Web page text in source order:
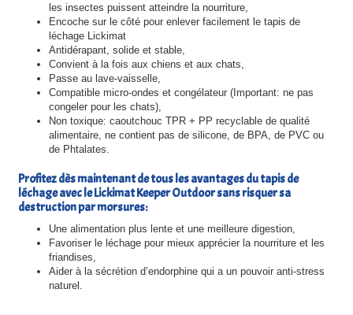
les insectes puissent atteindre la nourriture,
Encoche sur le côté pour enlever facilement le tapis de
léchage Lickimat
Antidérapant, solide et stable,
Convient à la fois aux chiens et aux chats,
Passe au lave-vaisselle,
Compatible micro-ondes et congélateur (Important: ne pas
congeler pour les chats),
Non toxique: caoutchouc TPR + PP recyclable de qualité
alimentaire, ne contient pas de silicone, de BPA, de PVC ou
de Phtalates.
Profitez dès maintenant de tous les avantages du tapis de
léchage avec le Lickimat Keeper Outdoor sans risquer sa
destruction par morsures:
Une alimentation plus lente et une meilleure digestion,
Favoriser le léchage pour mieux apprécier la nourriture et les
friandises,
Aider à la sécrétion d’endorphine qui a un pouvoir anti-stress
naturel.